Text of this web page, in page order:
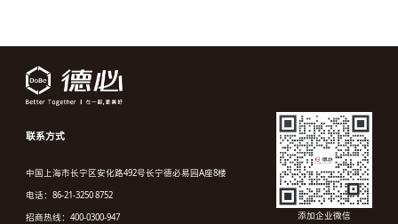
联系方式
中国上海市长宁区安化路492号长宁德必易园A座8楼
电话：86-21-3250 8752
招商热线：400-0300-947
添加企业微信